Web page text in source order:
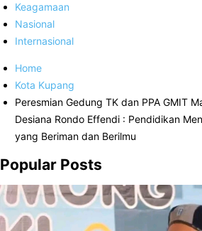
Keagamaan
Nasional
Internasional
Home
Kota Kupang
Peresmian Gedung TK dan PPA GMIT
Desiana Rondo Effendi : Pendidikan
yang Beriman dan Berilmu
Popular Posts